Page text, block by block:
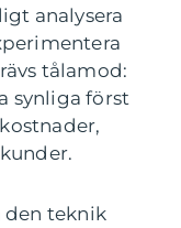
analysera
tålamod:
synliga först
den teknik